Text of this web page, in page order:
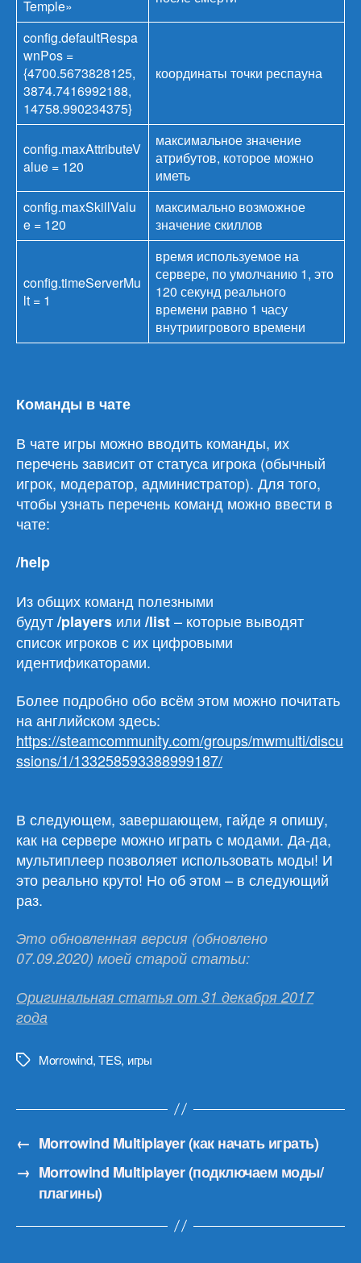
Temple»
config.defaultRespa
wnPos =
{4700.5673828125,
3874.7416992188,
14758.990234375}
координаты точки респауна
config.maxAttributeV
alue = 120
максимальное значение
атрибутов, которое можно
иметь
config.maxSkillValu
e = 120
максимально возможное
значение скиллов
config.timeServerMu
lt = 1
время используемое на
сервере, по умолчанию 1, это
120 секунд реального
времени равно 1 часу
внутриигрового времени
Команды в чате
В чате игры можно вводить команды, их
перечень зависит от статуса игрока (обычный
игрок, модератор, администратор). Для того,
чтобы узнать перечень команд можно ввести в
чате:
/help
Из общих команд полезными
будут/players или /list– которые выводят
список игроков с их цифровыми
идентификаторами.
Более подробно обо всём этом можно почитать
на английском здесь:
https://steamcommunity.com/groups/mwmulti/discu
ssions/1/133258593388999187/
В следующем, завершающем, гайде я опишу,
как на сервере можно играть с модами. Да-да,
мультиплеер позволяет использовать моды! И
это реально круто! Но об этом – в следующий
раз.
Это обновленная версия (обновлено
07.09.2020) моей старой статьи:
Оригинальная статья от 31 декабря 2017
года
МеткиMorrowind,TES, игры
← Morrowind Multiplayer (как начать играть)
→ Morrowind Multiplayer (подключаем моды/
плагины)